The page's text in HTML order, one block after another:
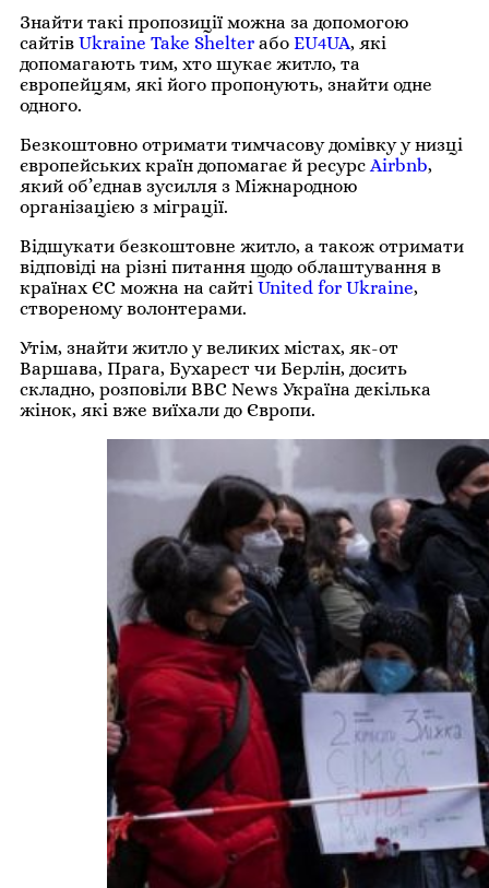
Знайти такі пропозиції можна за допомогою
сайтів Ukraine Take Shelter або EU4UA, які
допомагають тим, хто шукає житло, та
європейцям, які його пропонують, знайти одне
одного.
Безкоштовно отримати тимчасову домівку у низці
європейських країн допомагає й ресурсAirbnb,
який об’єднав зусилля з Міжнародною
організацією з міграції.
Відшукати безкоштовне житло, а також отримати
відповіді на різні питання щодо облаштування в
країнах ЄС можна на сайті United for Ukraine,
створеному волонтерами.
Утім, знайти житло у великих містах, як-от
Варшава, Прага, Бухарест чи Берлін, досить
складно, розповіли BBC News Україна декілька
жінок, які вже виїхали до Європи.